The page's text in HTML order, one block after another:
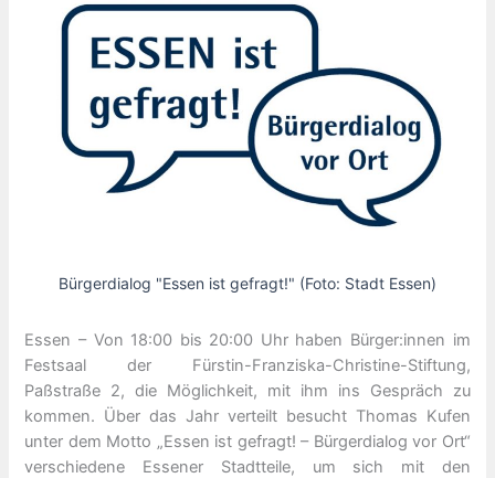
Bürgerdialog "Essen ist gefragt!" (Foto: Stadt Essen)
Essen – Von 18:00 bis 20:00 Uhr haben Bürger:innen im
Festsaal der Fürstin-Franziska-Christine-Stiftung,
Paßstraße 2, die Möglichkeit, mit ihm ins Gespräch zu
kommen. Über das Jahr verteilt besucht Thomas Kufen
unter dem Motto „Essen ist gefragt! – Bürgerdialog vor Ort“
verschiedene Essener Stadtteile, um sich mit den